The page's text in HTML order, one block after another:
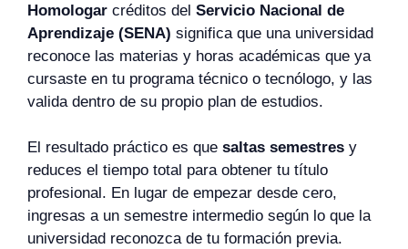
Homologar créditos del Servicio Nacional de
Aprendizaje (SENA) significa que una universidad
reconoce las materias y horas académicas que ya
cursaste en tu programa técnico o tecnólogo, y las
valida dentro de su propio plan de estudios.
El resultado práctico es que saltas semestres y
reduces el tiempo total para obtener tu título
profesional. En lugar de empezar desde cero,
ingresas a un semestre intermedio según lo que la
universidad reconozca de tu formación previa.